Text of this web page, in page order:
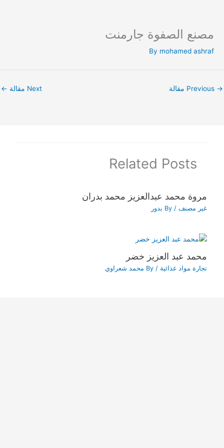
content
مصنع الصفوة جارمنت
By mohamed ashraf
→ Next مقالة ←
Related Posts
مروة محمد عبدالعزيز محمد بدران
غير مصنف / By بدور
محمد عبد العزيز خضر
تجارة مواد غذائية / By محمد شعراوي